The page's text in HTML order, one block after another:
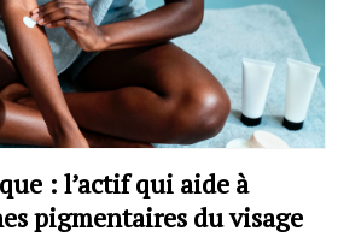
: l’actif qui aide à
pigmentaires du visage